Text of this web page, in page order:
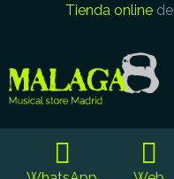
Tienda onlinede